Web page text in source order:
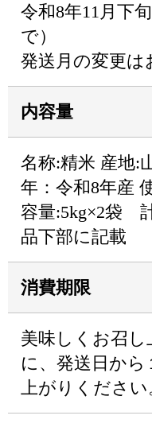
令和8年11月下
で）
発送月の変更は
内容量
名称:精米 産地:
年：令和8年産
容量:5kg×2袋
品下部に記載
消費期限
美味しくお召
に、発送日から
上がりください